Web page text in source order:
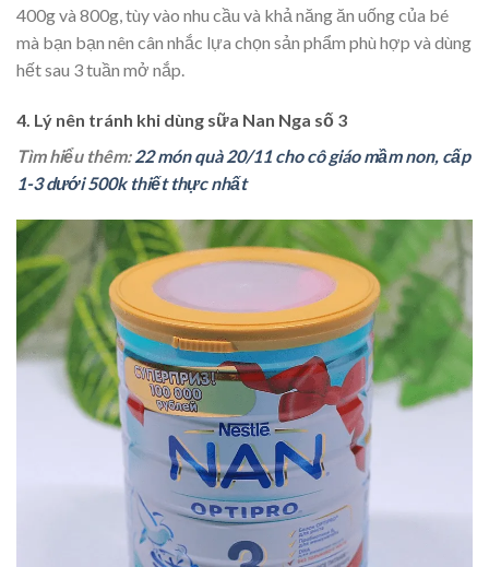
400g và 800g, tùy vào nhu cầu và khả năng ăn uống của bé
mà bạn bạn nên cân nhắc lựa chọn sản phẩm phù hợp và dùng
hết sau 3 tuần mở nắp.
4. Lý nên tránh khi dùng sữa Nan Nga số 3
Tìm hiểu thêm:22 món quà 20/11 cho cô giáo mầm non, cấp
1-3 dưới 500k thiết thực nhất